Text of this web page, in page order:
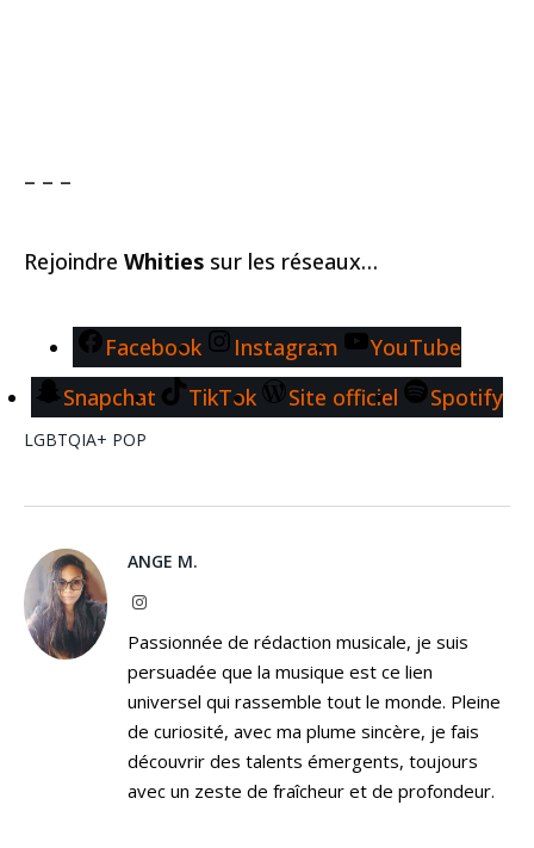
– – –
Rejoindre Whities sur les réseaux…
Facebook Instagram
YouTube
Snapchat
TikTok Site officiel Spotify
LGBTQIA+ POP
ANGE M.
Instagram
Passionnée de rédaction musicale, je suis
persuadée que la musique est ce lien
universel qui rassemble tout le monde. Pleine
de curiosité, avec ma plume sincère, je fais
découvrir des talents émergents, toujours
avec un zeste de fraîcheur et de profondeur.